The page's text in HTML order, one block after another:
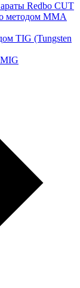
Redbo CUT
методом MMA
TIG (Tungsten